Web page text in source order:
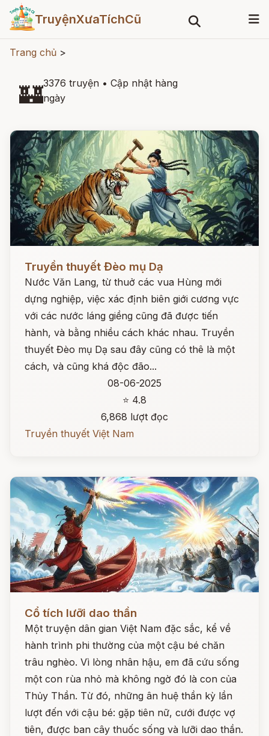
TruyệnXưaTíchCũ
Trang chủ >
🏰3376 truyện • Cập nhật hàng
ngày
Đọc ngay
Truyền thuyết Đèo mụ Dạ
Nước Văn Lang, từ thuở các vua Hùng mới
dựng nghiệp, việc xác định biên giới cương vực
với các nước láng giềng cũng đã được tiến
hành, và bằng nhiều cách khác nhau. Truyền
thuyết Đèo mụ Dạ sau đây cũng có thê là một
cách, và cũng khá độc đão...
08-06-2025
⭐ 4.8
6,868 lượt đọc
Truyền thuyết Việt Nam
Đọc ngay
Cổ tích lưỡi dao thần
Một truyện dân gian Việt Nam đặc sắc, kể về
hành trình phi thường của một cậu bé chăn
trâu nghèo. Vì lòng nhân hậu, em đã cứu sống
một con rùa nhỏ mà không ngờ đó là con của
Thủy Thần. Từ đó, những ân huệ thần kỳ lần
lượt đến với cậu bé: gặp tiên nữ, cưới được vợ
tiên, được ban cây thuốc sống và lưỡi dao thần.